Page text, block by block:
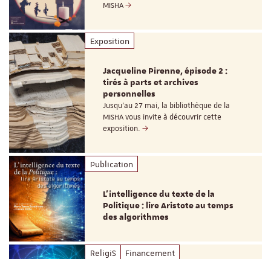
MISHA
Exposition
Jacqueline Pirenne, épisode 2 :
tirés à parts et archives
personnelles
Jusqu’au 27 mai, la bibliothèque de la
MISHA vous invite à découvrir cette
exposition.
Publication
L’intelligence du texte de la
Politique : lire Aristote au temps
des algorithmes
ReligiS Financement